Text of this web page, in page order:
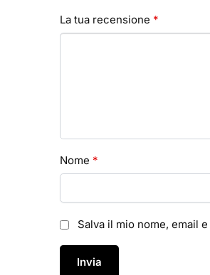
La tua recensione *
Nome *
Salva il mio nome, email